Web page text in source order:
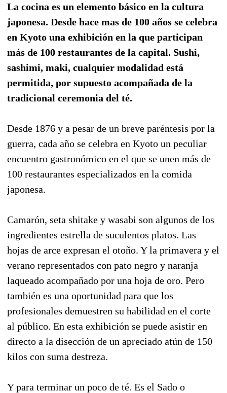
La cocina es un elemento básico en la cultura
japonesa. Desde hace mas de 100 años se celebra
en Kyoto una exhibición en la que participan
más de 100 restaurantes de la capital. Sushi,
sashimi, maki, cualquier modalidad está
permitida, por supuesto acompañada de la
tradicional ceremonia del té.
Desde 1876 y a pesar de un breve paréntesis por la
guerra, cada año se celebra en Kyoto un peculiar
encuentro gastronómico en el que se unen más de
100 restaurantes especializados en la comida
japonesa.
Camarón, seta shitake y wasabi son algunos de los
ingredientes estrella de suculentos platos. Las
hojas de arce expresan el otoño. Y la primavera y el
verano representados con pato negro y naranja
laqueado acompañado por una hoja de oro. Pero
también es una oportunidad para que los
profesionales demuestren su habilidad en el corte
al público. En esta exhibición se puede asistir en
directo a la disección de un apreciado atún de 150
kilos con suma destreza.
Y para terminar un poco de té. Es el Sado o